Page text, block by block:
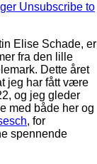
Unsubscribe to
Elise Schade, er
fra den lille
Dette året
jeg har fått være
og jeg gleder
med både her og
, for
spennende